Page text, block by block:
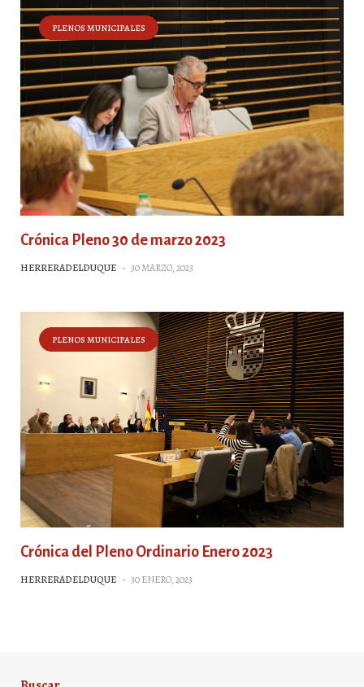
PLENOS MUNICIPALES
Crónica Pleno 30 de marzo 2023
HERRERADELDUQUE - 30 MARZO, 2023
PLENOS MUNICIPALES
Crónica del Pleno Ordinario Enero 2023
HERRERADELDUQUE - 30 ENERO, 2023